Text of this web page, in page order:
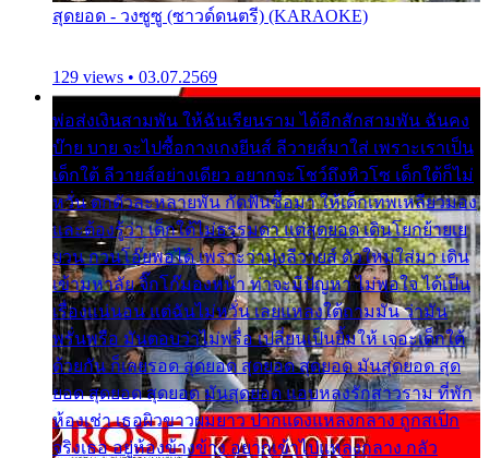
สุดยอด - วงซูซู (ซาวด์ดนตรี) (KARAOKE)
129 views • 03.07.2569
พ่อส่งเงินสามพัน ให้ฉันเรียนราม ได้อีกสักสามพัน ฉันคง
บ๊าย บาย จะไปซื้อกางเกงยีนส์ ลีวายส์มาใส่ เพราะเราเป็น
เด็กใต้ ลีวายส์อย่างเดียว อยากจะโชว์ถึงหิวโซ เด็กใต้ก็ไม่
หวั่น ตกตัวละหลายพัน กัดฟันซื้อมา ให้เด็กเทพเหลียวมอง
และต้องรู้ว่า เด็กใต้ไม่ธรรมดา แต่สุดยอด เดินโยกย้ายเย
ยวน กวนโอ๊ยพอได้ เพราะว่านุ่งลีวายส์ ตัวใหม่ใส่มา เดิน
เข้ามหาลัย จิ๊กโก๊มองหน้า ท่าจะมีปัญหา ไม่พอใจ ได้เป็น
เรื่องแน่นอน แต่ฉันไม่หวั่น เลยแหลงใต้ถามมัน ว่ามัน
พรั่นพรือ มันตอบว่าไม่พรื่อ เปลี่ยนเป็นยิ้มให้ เจอะเด็กใต้
ด้วยกัน ก็เลยรอด สุดยอด สุดยอด สุดยอด มันสุดยอด สุด
ยอด สุดยอด สุดยอด มันสุดยอด แอบหลงรักสาวราม ที่พัก
ห้องเช่า เธอผิวขาวผมยาว ปากแดงแหลงกลาง ถูกสเป็ก
จริงเธอ อยู่ห้องข้างข้าง อยากเข้าไปแหลงกลาง กลัว